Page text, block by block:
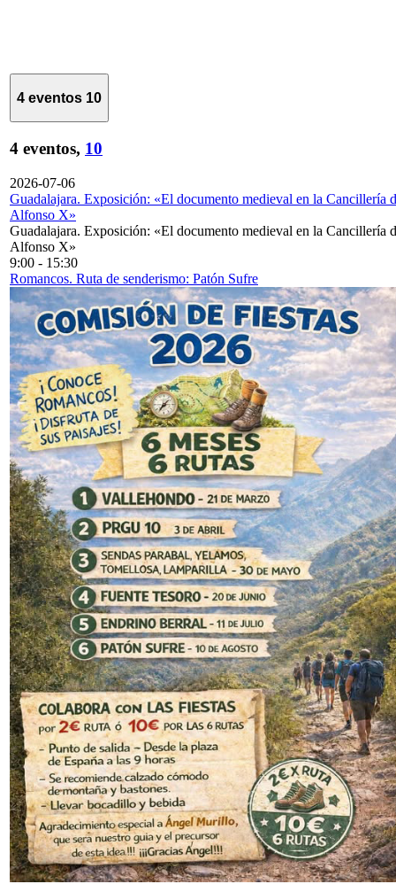
4 eventos 10
4 eventos, 10
2026-07-06
Guadalajara. Exposición: «El documento medieval en la Cancillería
Alfonso X»
Guadalajara. Exposición: «El documento medieval en la Cancillería
Alfonso X»
9:00 - 15:30
Romancos. Ruta de senderismo: Patón Sufre